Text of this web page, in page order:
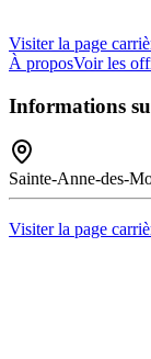
Visiter la page
À proposVoir les
Informations
Sainte-Anne-des-
Visiter la page